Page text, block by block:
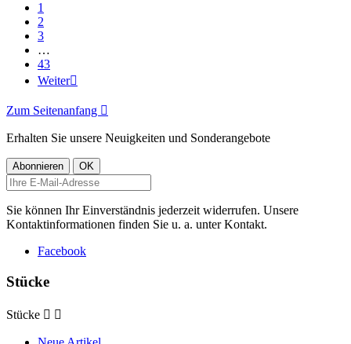
1
2
3
…
43
Weiter
Zum Seitenanfang 
Erhalten Sie unsere Neuigkeiten und Sonderangebote
Sie können Ihr Einverständnis jederzeit widerrufen. Unsere
Kontaktinformationen finden Sie u. a. unter Kontakt.
Facebook
Stücke
Stücke  